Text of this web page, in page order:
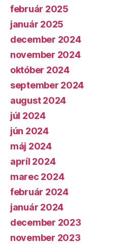
február 2025
január 2025
december 2024
november 2024
október 2024
september 2024
august 2024
júl 2024
jún 2024
máj 2024
apríl 2024
marec 2024
február 2024
január 2024
december 2023
november 2023